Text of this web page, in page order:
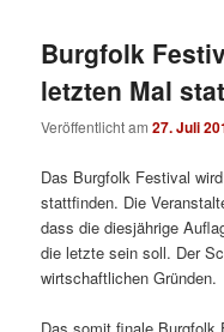
Burgfolk
letzten Mal
Veröffentlicht am27. Juli
Das Burgfolk Festival
stattfinden. Die
dass die diesjährige
die letzte sein soll. Der
wirtschaftlichen Gründen.
Das somit finale